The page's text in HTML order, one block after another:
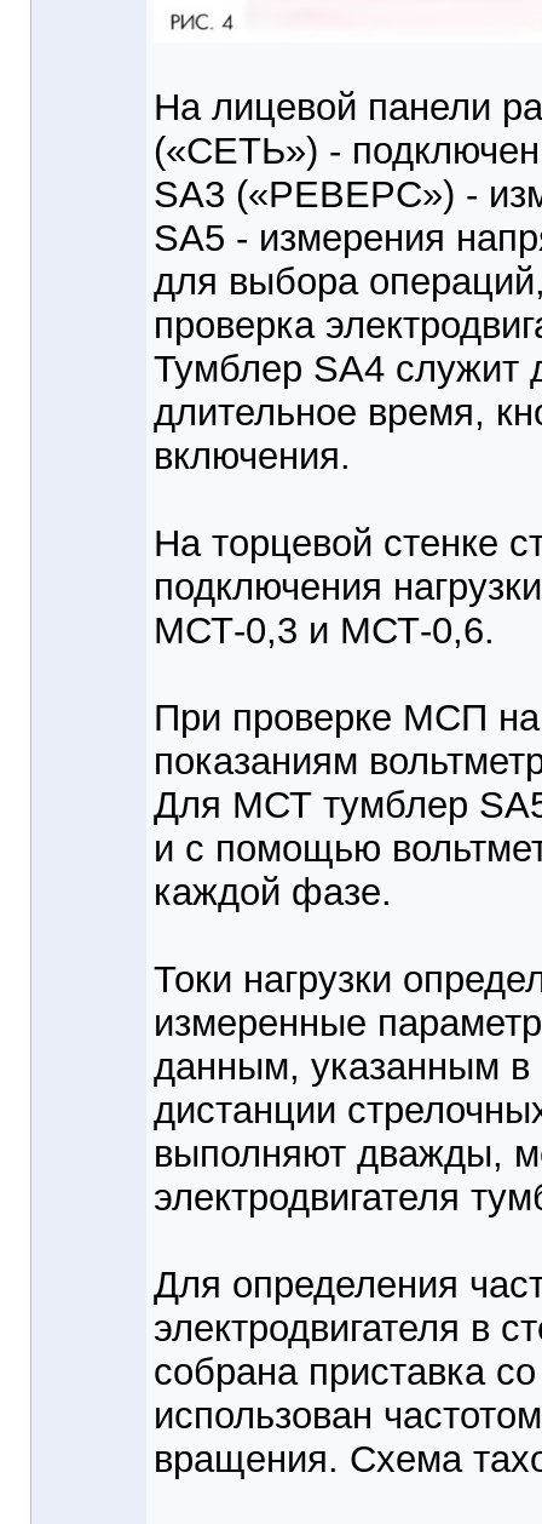
На лицевой панели
(«СЕТЬ») -
SA3 («РЕВЕРС») -
SA5 - измерения
для выбора
проверка
Тумблер SA4 служит
длительное время,
включения.
На торцевой стенке
подключения
МСТ-0,3 и МСТ-0,6.
При проверке МСП
показаниям
Для МСТ тумблер
и с помощью
каждой фазе.
Токи нагрузки
измеренные
данным, указанным в
дистанции
выполняют дважды,
электродвигателя
Для определения
электродвигателя в
собрана приставка
использован
вращения. Схема